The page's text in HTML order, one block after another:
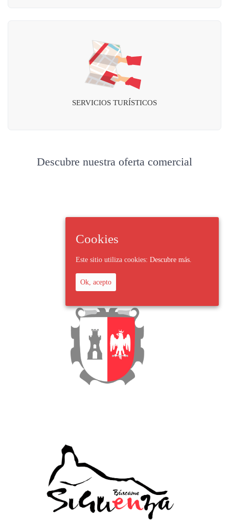
SERVICIOS TURÍSTICOS
Descubre nuestra oferta comercial
Cookies
Este sitio utiliza cookies: Descubre más.
Ok, acepto